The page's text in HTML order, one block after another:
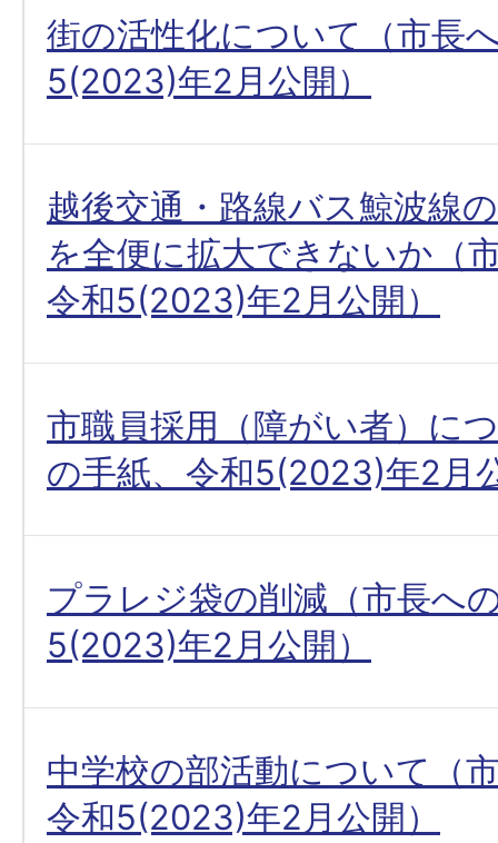
街の活性化について（市長
5(2023)年2月公開）
越後交通・路線バス鯨波線
を全便に拡大できないか（
令和5(2023)年2月公開）
市職員採用（障がい者）に
の手紙、令和5(2023)年2月
プラレジ袋の削減（市長へ
5(2023)年2月公開）
中学校の部活動について（
令和5(2023)年2月公開）